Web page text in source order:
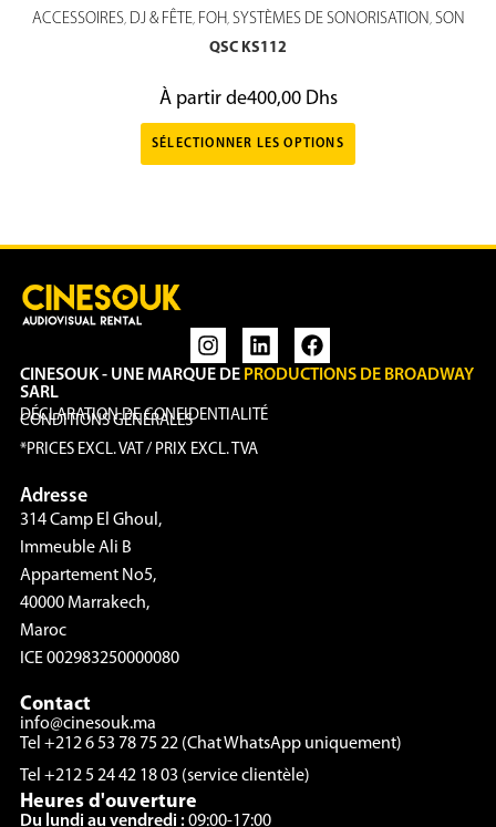
ACCESSOIRES, DJ & FÊTE, FOH, SYSTÈMES DE SONORISATION , SON
QSC KS112
À partir de400,00 Dhs
SÉLECTIONNER LES OPTIONS
CINESOUK - UNE MARQUE DE PRODUCTIONS DE BROADWAY
SARL
DÉCLARATION DE CONFIDENTIALITÉ
CONDITIONS GÉNÉRALES
*PRICES EXCL. VAT / PRIX EXCL. TVA
Adresse
314 Camp El Ghoul,
Immeuble Ali B
Appartement No5,
40000 Marrakech,
Maroc
ICE 002983250000080
Contact
info@cinesouk.ma
Tel +212 6 53 78 75 22 (Chat WhatsApp uniquement)
Tel +212 5 24 42 18 03 (service clientèle)
Heures d'ouverture
Du lundi au vendredi :09:00-17:00